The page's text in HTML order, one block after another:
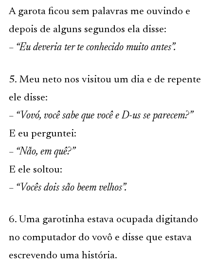
A garota ficou sem palavras me ouvindo e
depois de alguns segundos ela disse:
– “Eu deveria ter te conhecido muito antes”.
5. Meu neto nos visitou um dia e de repente
ele disse:
– “Vovó, você sabe que você e D-us se parecem?”
E eu perguntei:
– “Não, em quê?”
E ele soltou:
– “Vocês dois são beem velhos”.
6. Uma garotinha estava ocupada digitando
no computador do vovô e disse que estava
escrevendo uma história.